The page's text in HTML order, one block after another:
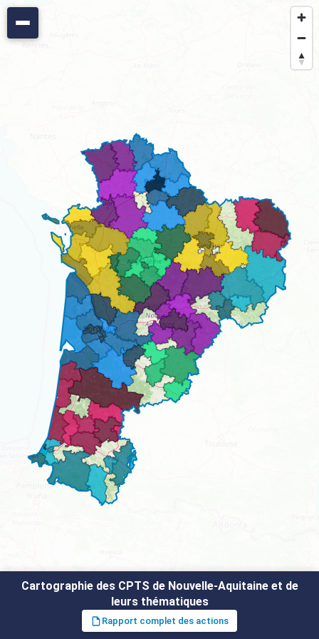
Cartographie des CPTS de Nouvelle-Aquitaine et de
leurs thématiques
Rapport complet des actions